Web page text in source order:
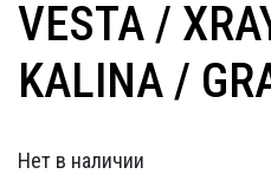
VESTA /
KALINA /
Нет в наличии